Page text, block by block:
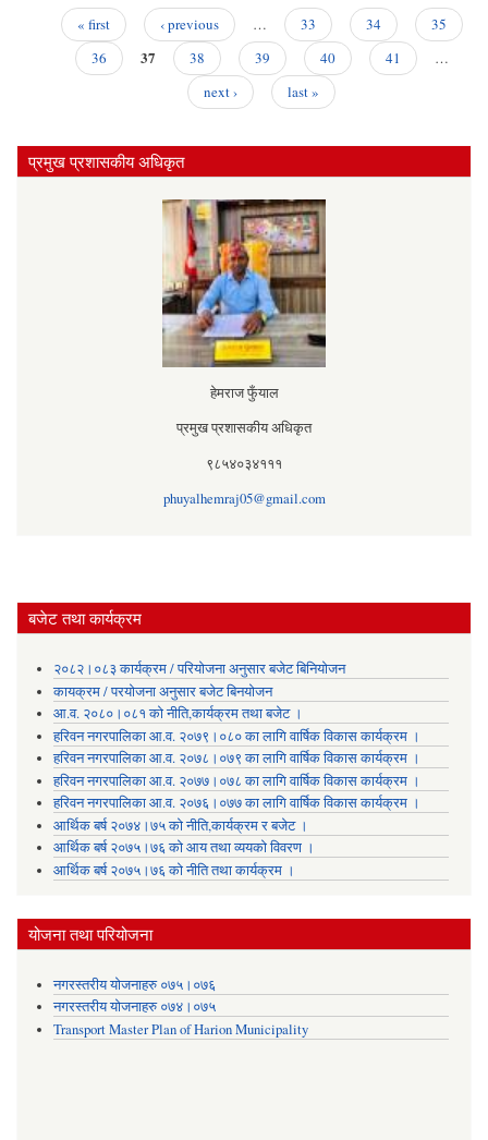
Pages
« first ‹ previous … 33 34
35
36
37 38 39 40 41
…
next ›
last »
प्रमुख प्रशासकीय अधिकृत
हेमराज फुँयाल
प्रमुख प्रशासकीय अधिकृत
९८५४०३४१११
phuyalhemraj05@gmail.com
बजेट तथा कार्यक्रम
२०८२।०८३ कार्यक्रम / परियोजना अनुसार बजेट बिनियोजन
कायक्रम / परयोजना अनुसार बजेट बिनयोजन
आ.व. २०८०।०८१ को नीति,कार्यक्रम तथा बजेट ।
हरिवन नगरपालिका आ‍.व. २०७९।०८० का लागि वार्षिक विकास कार्यक्रम ।
हरिवन नगरपालिका आ‍.व. २०७८।०७९ का लागि वार्षिक विकास कार्यक्रम ।
हरिवन नगरपालिका आ‍.व. २०७७।०७८ का लागि वार्षिक विकास कार्यक्रम ।
हरिवन नगरपालिका आ‍.व. २०७६।०७७ का लागि वार्षिक विकास कार्यक्रम ।
आर्थिक बर्ष २०७४।७५ को नीति,कार्यक्रम र बजेट ।
आर्थिक बर्ष २०७५।७६ को आय तथा व्ययकाे विवरण ।
आर्थिक बर्ष २०७५।७६ को नीति तथा कार्यक्रम ।
योजना तथा परियोजना
नगरस्तरीय योजनाहरु ०७५।०७६
नगरस्तरीय योजनाहरु ०७४।०७५
Transport Master Plan of Harion Municipality